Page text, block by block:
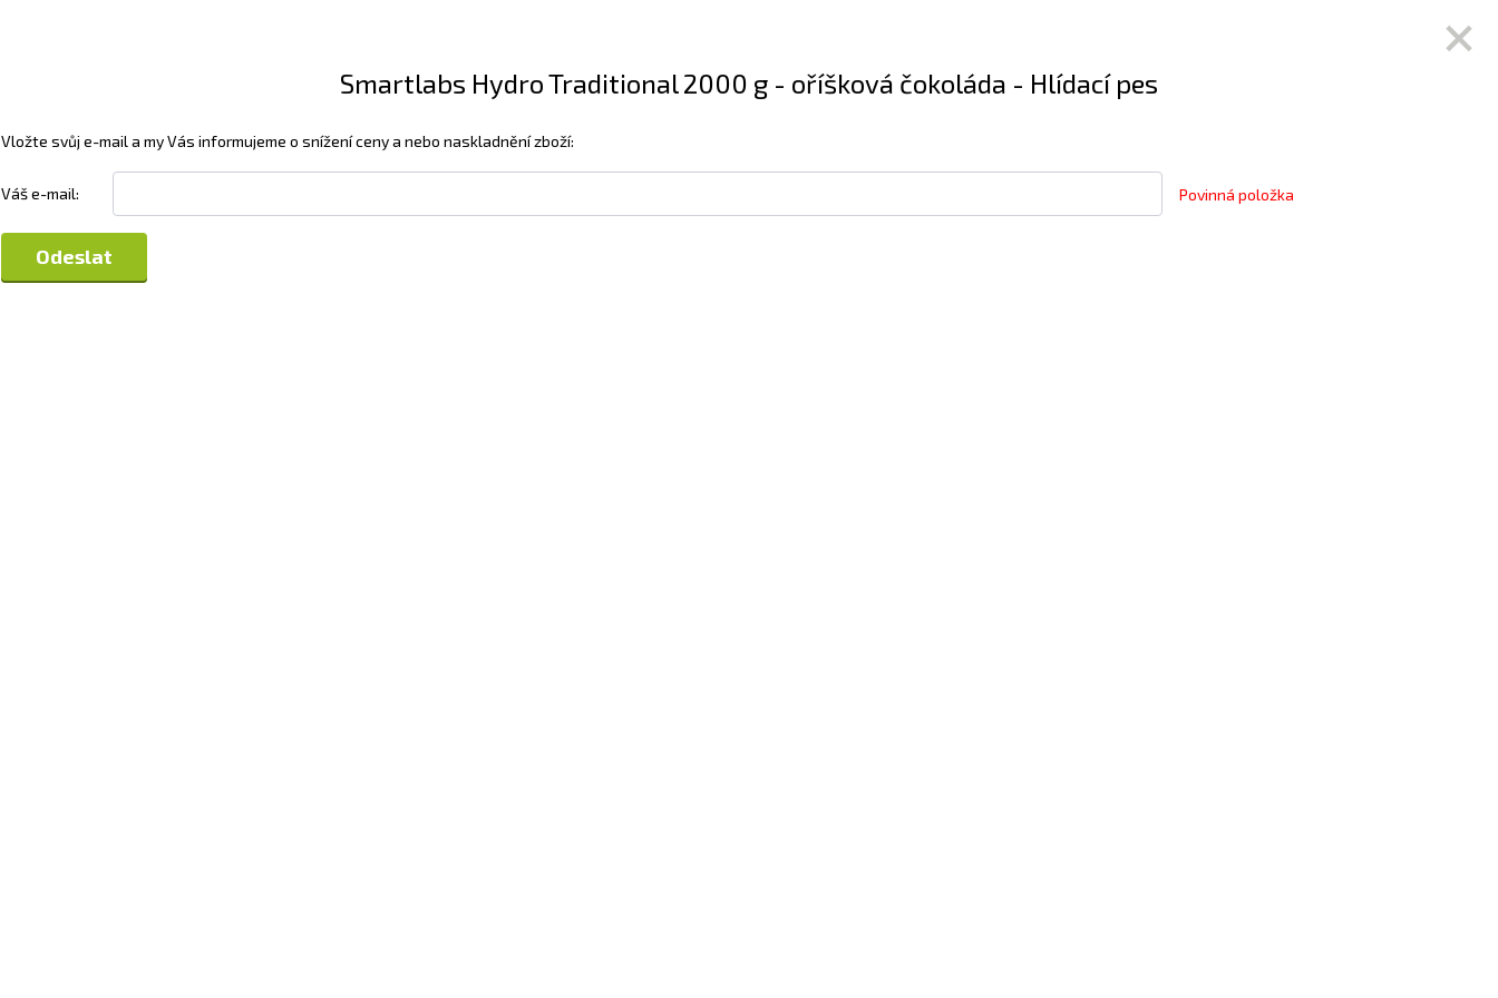
Smartlabs Hydro Traditional 2000 g - oříšková čokoláda - Hlídací pes
Vložte svůj e-mail a my Vás informujeme o snížení ceny a nebo naskladnění zboží:
Váš e-mail: Povinná položka